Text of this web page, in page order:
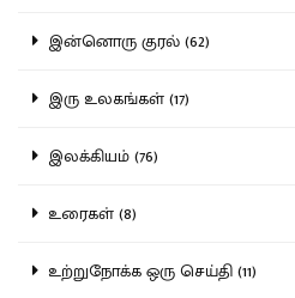
இன்னொரு குரல் (62)
இரு உலகங்கள் (17)
இலக்கியம் (76)
உரைகள் (8)
உற்றுநோக்க ஒரு செய்தி (11)